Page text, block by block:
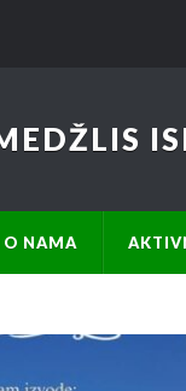
O NAMA